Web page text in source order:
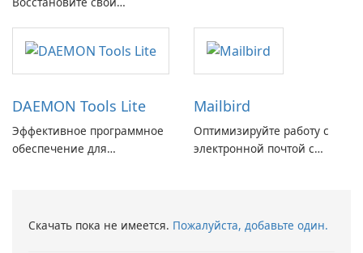
с легкостью
DAEMON Tools Lite
Эффективное программное
обеспечение для
Mailbird
Оптимизируйте работу с
электронной почтой с
Скачать пока не имеется. Пожалуйста, добавьте один.